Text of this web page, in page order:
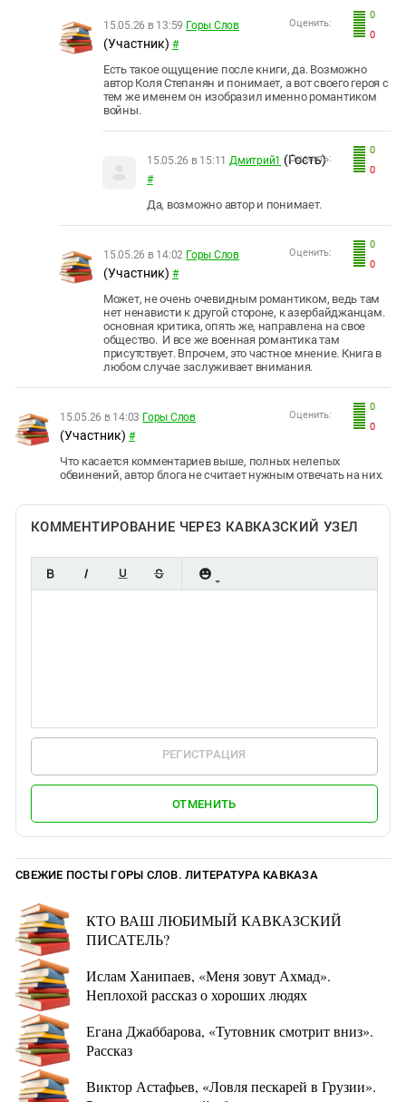
0
0
Оценить:
15.05.26 в 13:59 Горы Слов
(Участник) #
Есть такое ощущение после книги, да. Возможно
автор Коля Степанян и понимает, а вот своего героя с
тем же именем он изобразил именно романтиком
войны.
0
0
Оценить:
15.05.26 в 15:11 Дмитрий1 (Гость)
#
Да, возможно автор и понимает.
0
0
Оценить:
15.05.26 в 14:02 Горы Слов
(Участник) #
Может, не очень очевидным романтиком, ведь там
нет ненависти к другой стороне, к азербайджанцам.
основная критика, опять же, направлена на свое
общество. И все же военная романтика там
присутствует. Впрочем, это частное мнение. Книга в
любом случае заслуживает внимания.
0
0
Оценить:
15.05.26 в 14:03 Горы Слов
(Участник) #
Что касается комментариев выше, полных нелепых
обвинений, автор блога не считает нужным отвечать на них.
КОММЕНТИРОВАНИЕ ЧЕРЕЗ КАВКАЗСКИЙ УЗЕЛ
РЕГИСТРАЦИЯ
ОТМЕНИТЬ
СВЕЖИЕ ПОСТЫ ГОРЫ СЛОВ. ЛИТЕРАТУРА КАВКАЗА
КТО ВАШ ЛЮБИМЫЙ КАВКАЗСКИЙ
ПИСАТЕЛЬ?
Ислам Ханипаев, «Меня зовут Ахмад».
Неплохой рассказ о хороших людях
Егана Джаббарова, «Тутовник смотрит вниз».
Рассказ
Виктор Астафьев, «Ловля пескарей в Грузии».